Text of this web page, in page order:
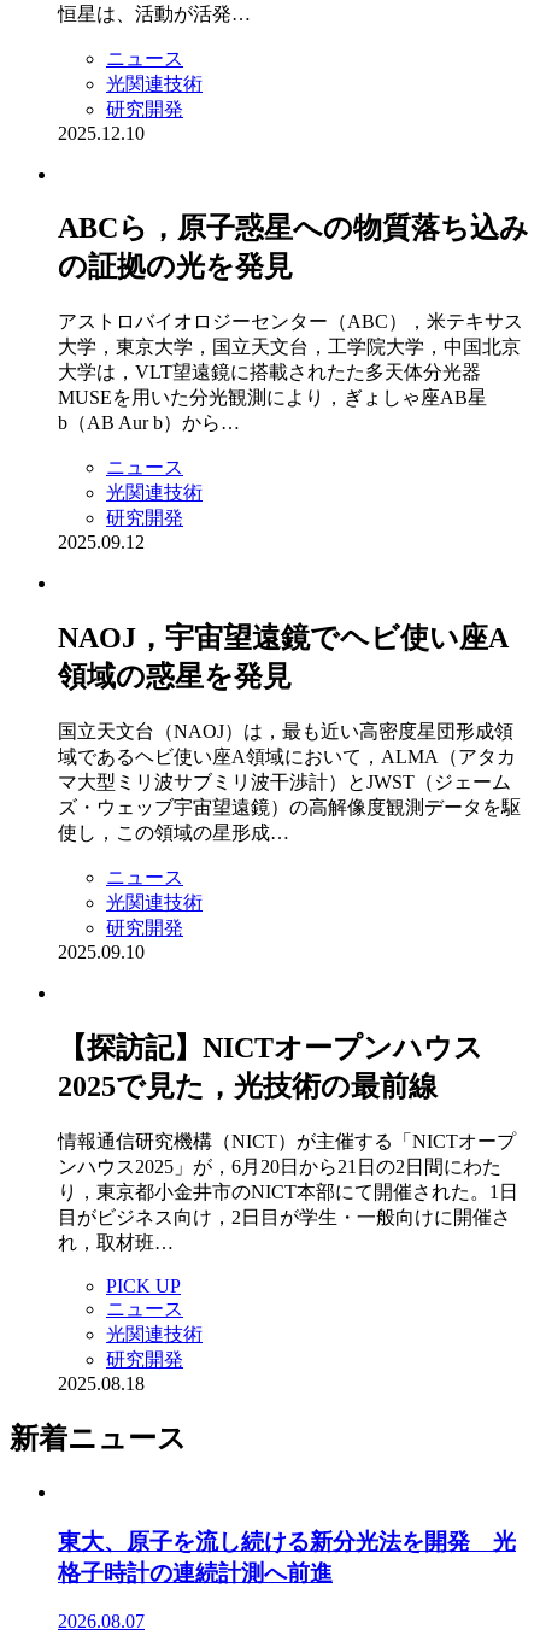
恒星は、活動が活発…
ニュース
光関連技術
研究開発
2025.12.10
ABCら，原子惑星への物質落ち込み
の証拠の光を発見
アストロバイオロジーセンター（ABC），米テキサス
大学，東京大学，国立天文台，工学院大学，中国北京
大学は，VLT望遠鏡に搭載されたた多天体分光器
MUSEを用いた分光観測により，ぎょしゃ座AB星
b（AB Aur b）から…
ニュース
光関連技術
研究開発
2025.09.12
NAOJ，宇宙望遠鏡でヘビ使い座A
領域の惑星を発見
国立天文台（NAOJ）は，最も近い高密度星団形成領
域であるヘビ使い座A領域において，ALMA（アタカ
マ大型ミリ波サブミリ波干渉計）とJWST（ジェーム
ズ・ウェッブ宇宙望遠鏡）の高解像度観測データを駆
使し，この領域の星形成…
ニュース
光関連技術
研究開発
2025.09.10
【探訪記】NICTオープンハウス
2025で見た，光技術の最前線
情報通信研究機構（NICT）が主催する「NICTオープ
ンハウス2025」が，6月20日から21日の2日間にわた
り，東京都小金井市のNICT本部にて開催された。1日
目がビジネス向け，2日目が学生・一般向けに開催さ
れ，取材班…
PICK UP
ニュース
光関連技術
研究開発
2025.08.18
新着ニュース
東大、原子を流し続ける新分光法を開発 光
格子時計の連続計測へ前進
2026.08.07